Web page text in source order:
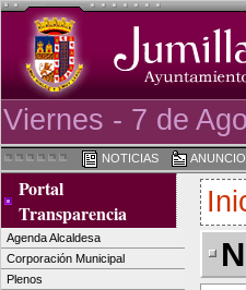
Viernes - 7 de
NOTICIAS
Portal
Transparencia
Agenda Alcaldesa
Corporación Municipal
Plenos